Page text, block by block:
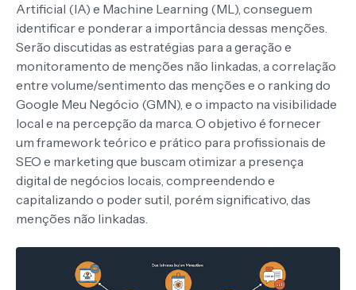
Artificial (IA) e Machine Learning (ML), conseguem
identificar e ponderar a importância dessas menções.
Serão discutidas as estratégias para a geração e
monitoramento de menções não linkadas, a correlação
entre volume/sentimento das menções e o ranking do
Google Meu Negócio (GMN), e o impacto na visibilidade
local e na percepção da marca. O objetivo é fornecer
um framework teórico e prático para profissionais de
SEO e marketing que buscam otimizar a presença
digital de negócios locais, compreendendo e
capitalizando o poder sutil, porém significativo, das
menções não linkadas.